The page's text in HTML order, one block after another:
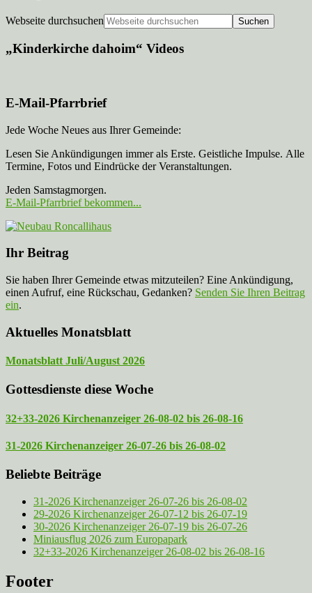
Webseite durchsuchen
„Kinderkirche dahoim“ Videos
E-Mail-Pfarrbrief
Jede Woche Neues aus Ihrer Gemeinde:
Lesen Sie Ankündigungen immer als Erste. Geistliche Impulse. Alle
Termine, Fotos und Eindrücke der Veranstaltungen.
Jeden Samstagmorgen.
E-Mail-Pfarrbrief bekommen...
Ihr Beitrag
Sie haben Ihrer Gemeinde etwas mitzuteilen? Eine Ankündigung,
einen Aufruf, eine Rückschau, Gedanken? Senden Sie Ihren Beitrag
ein.
Aktuelles Monatsblatt
Monatsblatt Juli/August 2026
Gottesdienste diese Woche
32+33-2026 Kirchenanzeiger 26-08-02 bis 26-08-16
31-2026 Kirchenanzeiger 26-07-26 bis 26-08-02
Beliebte Beiträge
31-2026 Kirchenanzeiger 26-07-26 bis 26-08-02
29-2026 Kirchenanzeiger 26-07-12 bis 26-07-19
30-2026 Kirchenanzeiger 26-07-19 bis 26-07-26
Miniausflug 2026 zum Europapark
32+33-2026 Kirchenanzeiger 26-08-02 bis 26-08-16
Footer